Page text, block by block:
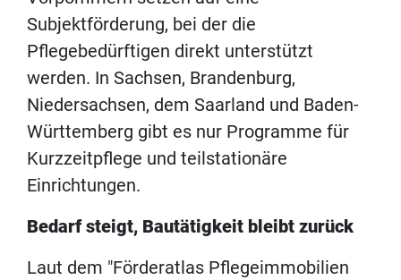
Subjektförderung, bei der die
Pflegebedürftigen direkt unterstützt
werden. In Sachsen, Brandenburg,
Niedersachsen, dem Saarland und Baden-
Württemberg gibt es nur Programme für
Kurzzeitpflege und teilstationäre
Einrichtungen.
Bedarf steigt, Bautätigkeit bleibt zurück
Laut dem "Förderatlas Pflegeimmobilien